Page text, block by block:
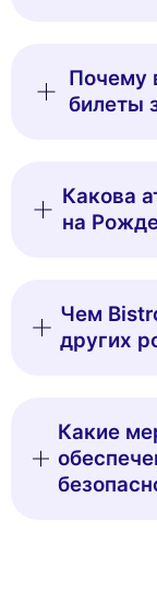
Почему
билеты
Какова
на
Чем
других
Какие